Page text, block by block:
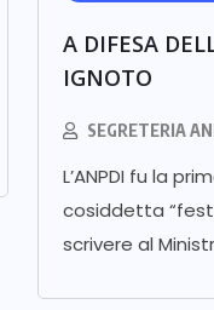
A DIFESA
IGNOTO
SEGRETERIA
L’ANPDI fu la
cosiddetta
scrivere al